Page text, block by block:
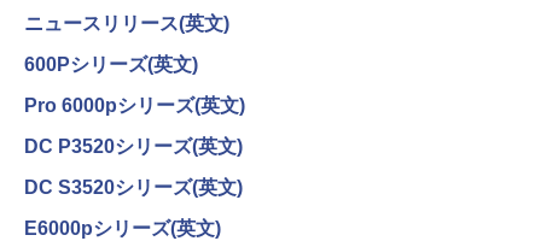
￥6,600
4
【楽天1位!1,600円OFFクーポン 8/4 20:
00-8/11 01:59】Xiaomi Monitor A24i 20
26 ディスプレイ 1080P 23.8インチ 144
Hzリフレッシュレート sRGB99% 1670
万色 300nits ΔE＜1 低ブルーライト 大
画面 TÜV認証 目にやさしい 調整可能な
スタンド VESA
4
キングダム 80 （ヤングジャンプコミッ
クス） [ 原 泰久 ]
5
[8月下旬より発送予定][新品]ハナバス 苔
ット [入荷予約]
【2026年アップグレード版】AOKIMI ワイヤ
レスイヤホン bluetooth イヤホン V12 小型
軽量 ブルートゥースHi-Fi 最大36時間再生 ぶ
るーとゅーす コードレス ENCノイズキャン
セリング 自動ペアリング Type-C充電 マイク
付き 防水 タッチ式音量調整 スポーツ/通勤/通
学/WEB会議(ホワイト)
￥1,964
On My Road (Stadium ver.)
￥250
BUGS LIFE
by Amazon 炭酸水 ラベルレス 500ml ×24本
強炭酸水 ペットボトル 500ミリリットル (Sm
art Basic)
￥1,625
【Amazon.co.jp限定】 伊藤園 磨かれて、澄
HUNTER×HUNTER モノクロ版 39 (ジャンプ
コミックスDIGITAL)
￥572
スーパーの裏でヤニ吸うふたり 9巻 (デジタル
版ビッグガンガンコミックス)
ニュースリリース(英文)
600Pシリーズ(英文)
Pro 6000pシリーズ(英文)
DC P3520シリーズ(英文)
DC S3520シリーズ(英文)
E6000pシリーズ(英文)